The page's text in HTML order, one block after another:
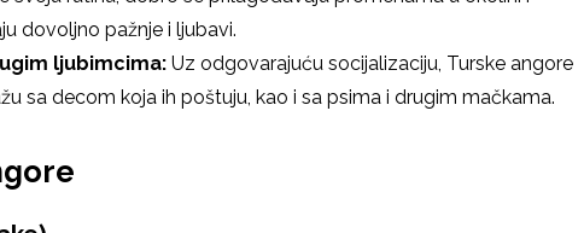
dovoljno pažnje i ljubavi.
ljubimcima: Uz odgovarajuću socijalizaciju, Turske angore
sa decom koja ih poštuju, kao i sa psima i drugim mačkama.